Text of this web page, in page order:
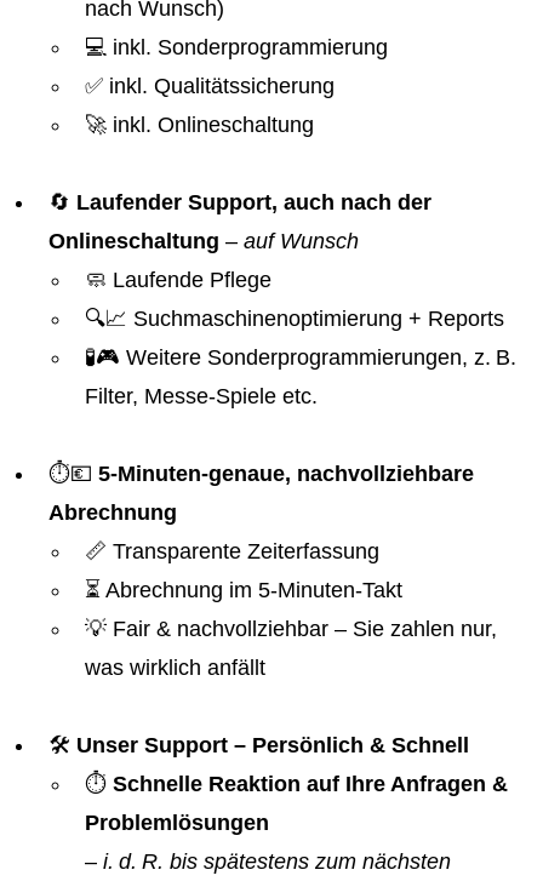
nach Wunsch)
💻 inkl. Sonderprogrammierung
✅ inkl. Qualitätssicherung
🚀 inkl. Onlineschaltung
🔄 Laufender Support, auch nach der
Onlineschaltung – auf Wunsch
🧼 Laufende Pflege
🔍📈 Suchmaschinenoptimierung + Reports
🧪🎮 Weitere Sonderprogrammierungen, z. B.
Filter, Messe-Spiele etc.
⏱️💶 5-Minuten-genaue, nachvollziehbare
Abrechnung
📏 Transparente Zeiterfassung
⏳ Abrechnung im 5-Minuten-Takt
💡 Fair & nachvollziehbar – Sie zahlen nur,
was wirklich anfällt
🛠️ Unser Support – Persönlich & Schnell
⏱️ Schnelle Reaktion auf Ihre Anfragen &
Problemlösungen
– i. d. R. bis spätestens zum nächsten